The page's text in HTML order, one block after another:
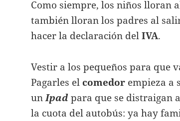
Como siempre, los niños lloran
también lloran los padres al
hacer la declaración delIVA.
Vestir a los pequeños para que
Pagarles el comedor empieza a
unIpadpara que se distraigan
la cuota del autobús: ya hay